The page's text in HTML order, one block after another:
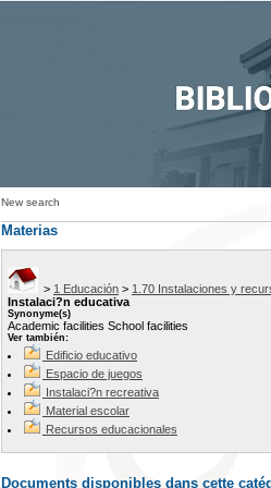
New search
Materias
> 1 Educación > 1.70 Instalaciones y
Instalaci?n educativa
Synonyme(s)
Academic facilities School facilities
Ver también:
Edificio educativo
Espacio de juegos
Instalaci?n recreativa
Material escolar
Recursos educacionales
Documents disponibles dans cette